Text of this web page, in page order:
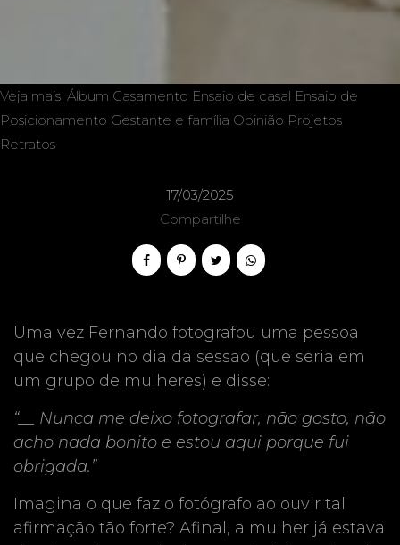
Veja mais: Álbum Casamento Ensaio de casal Ensaio de
Posicionamento Gestante e família Opinião Projetos
Retratos
17/03/2025
Compartilhe
Uma vez Fernando fotografou uma pessoa
que chegou no dia da sessão (que seria em
um grupo de mulheres) e disse:
“__ Nunca me deixo fotografar, não gosto, não
acho nada bonito e estou aqui porque fui
obrigada.”
Imagina o que faz o fotógrafo ao ouvir tal
afirmação tão forte? Afinal, a mulher já estava